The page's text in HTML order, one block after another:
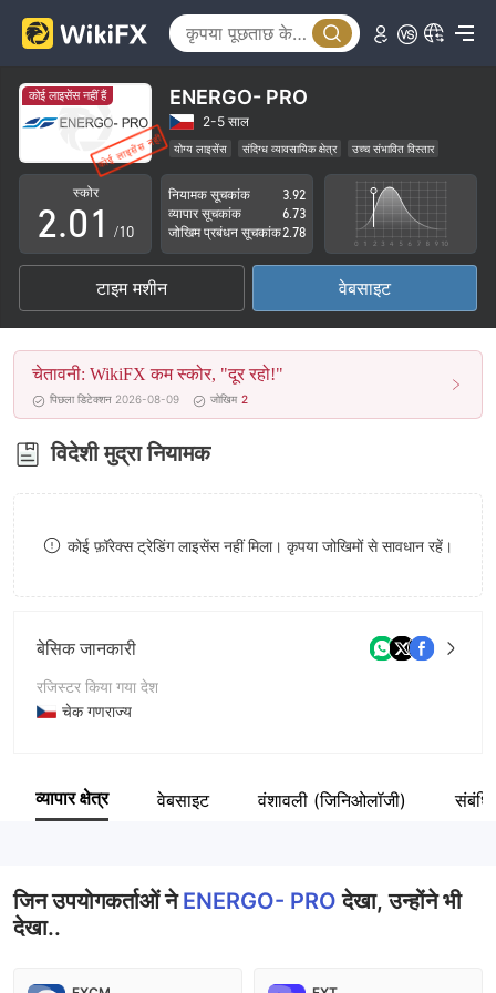
कोई लाइसेंस नहीं हैं ENERGO- PRO
2-5 साल
योग्य लाइसेंस संदिग्ध व्यावसायिक क्षेत्र उच्च संभावित विस्तार
स्कोर
0
1
2
3
4
5
6
7
8
9
.0
1
2
3
4
5
6
7
0
1
2
3
4
5
6
7
8
/10
नियामक सूचकांक
3.92
व्यापार सूचकांक
6.73
जोखिम प्रबंधन सूचकांक2.78
टाइम मशीन वेबसाइट
चेतावनी: WikiFX कम स्कोर, "दूर रहो!"
पिछला डिटेक्शन 2026-08-09 जोखिम 2
विदेशी मुद्रा नियामक
कोई फ़ॉरेक्स ट्रेडिंग लाइसेंस नहीं मिला। कृपया जोखिमों से सावधान रहें।
बेसिक जानकारी
रजिस्टर किया गया देश
चेक गणराज्य
कंपनी का नाम
व्यापार क्षेत्र वेबसाइट वंशावली (जिनिओलॉजी)
जिन उपयोगकर्ताओं नेENERGO- PROदेखा, उन्होंने भी
देखा..